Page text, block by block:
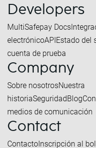
Developers
MultiSafepay Docs
electrónicoAPIEstado del
cuenta de prueba
Company
Sobre nosotrosNuestra
historiaSeguridadBlog
medios de comunicación
Contact
ContactoInscripción al